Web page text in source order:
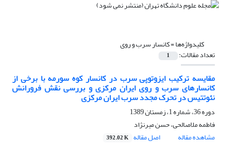
کلیدواژه‌ها =کانسار سرب و روی
تعداد مقالات: 1
مقایسه ترکیب ایزوتوپی سرب در کانسار کوه سورمه با برخی از
کانسارهای سرب و روی ایران مرکزی و بررسی نقش فرورانش
نئوتتیس در تحرک مجدد سرب ایران مرکزی
دوره 36، شماره 1، زمستان 1389
فاطمه ملاصالحی، حسن میرنژاد
مشاهده مقاله
اصل مقاله 392.02 K